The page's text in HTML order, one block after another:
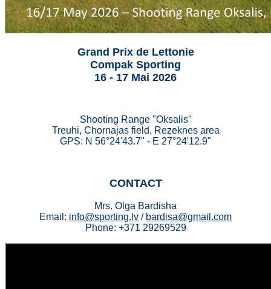
Grand Prix de Lettonie
Compak Sporting
16 - 17 Mai 2026
Shooting Range "Oksalis"
Treuhi, Chornajas field, Rezeknes area
GPS: N 56°24'43.7" - E 27°24'12.9"
CONTACT
Mrs. Olga Bardisha
Email: info@sporting.lv / bardisa@gmail.com
Phone: +371 29269529